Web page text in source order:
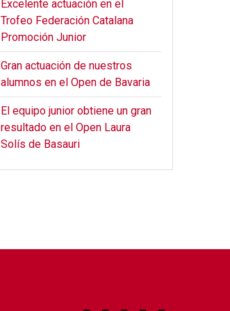
Excelente actuación en el
Trofeo Federación Catalana
Promoción Junior
Gran actuación de nuestros
alumnos en el Open de Bavaria
El equipo junior obtiene un gran
resultado en el Open Laura
Solís de Basauri